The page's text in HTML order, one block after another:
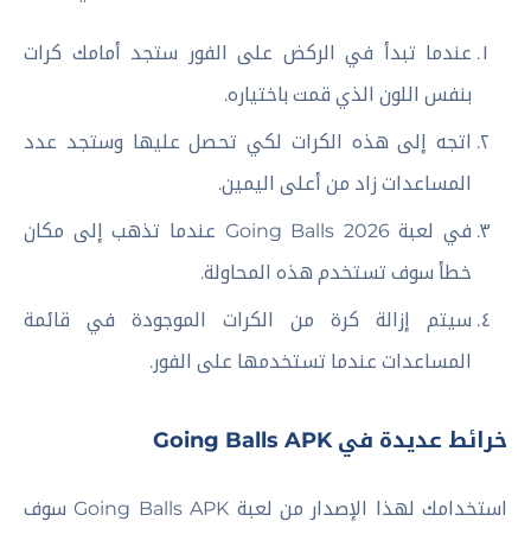
عندما تبدأ في الركض على الفور ستجد أمامك كرات
بنفس اللون الذي قمت باختياره.
اتجه إلى هذه الكرات لكي تحصل عليها وستجد عدد
المساعدات زاد من أعلى اليمين.
في لعبة Going Balls 2026 عندما تذهب إلى مكان
خطأ سوف تستخدم هذه المحاولة.
سيتم إزالة كرة من الكرات الموجودة في قائمة
المساعدات عندما تستخدمها على الفور.
خرائط عديدة في Going Balls APK
استخدامك لهذا الإصدار من لعبة Going Balls APK سوف